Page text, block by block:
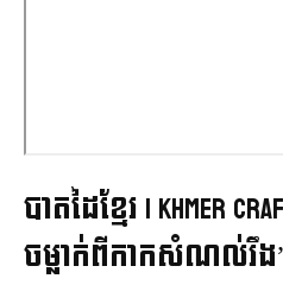
បាតដៃខ្មែរ | Khmer
ចម្លាក់ពីកាកសំណល់រឹង